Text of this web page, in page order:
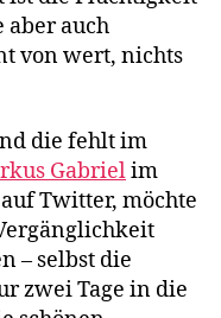
aber auch
von wert, nichts
die fehlt im
Gabrielim
Twitter, möchte
– selbst die
zwei Tage in die